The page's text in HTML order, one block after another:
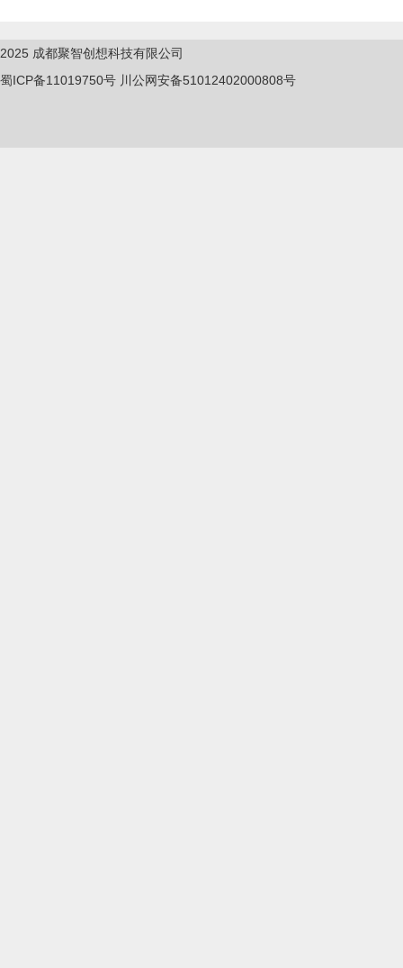
2025 成都聚智创想科技有限公司
蜀ICP备11019750号 川公网安备51012402000808号